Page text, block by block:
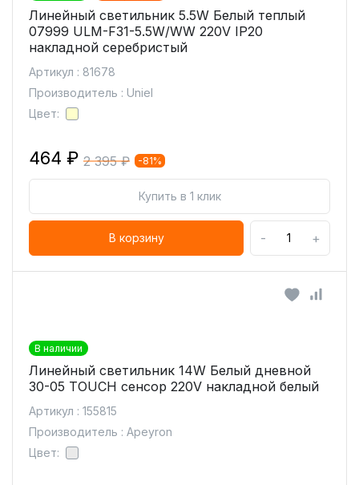
Линейный светильник 5.5W Белый теплый
07999 ULM-F31-5.5W/WW 220V IP20
накладной серебристый
Артикул : 81678
Производитель : Uniel
Цвет:
464 ₽ 2 395 ₽ -81%
Купить в 1 клик
В корзину - +
В наличии
Линейный светильник 14W Белый дневной
30-05 TOUCH сенсор 220V накладной белый
Артикул : 155815
Производитель : Apeyron
Цвет: